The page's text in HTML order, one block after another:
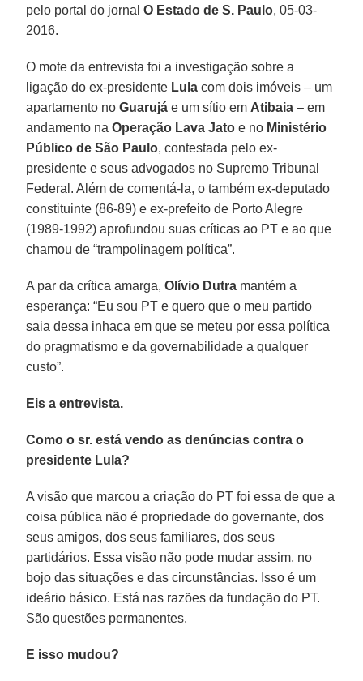
pelo portal do jornalO Estado de S. Paulo, 05-03-
2016.
O mote da entrevista foi a investigação sobre a
ligação do ex-presidente Lula com dois imóveis – um
apartamento noGuarujá e um sítio em Atibaia – em
andamento naOperação Lava Jato e no Ministério
Público de São Paulo, contestada pelo ex-
presidente e seus advogados no Supremo Tribunal
Federal. Além de comentá-la, o também ex-deputado
constituinte (86-89) e ex-prefeito de Porto Alegre
(1989-1992) aprofundou suas críticas ao PT e ao que
chamou de “trampolinagem política”.
A par da crítica amarga,Olívio Dutra mantém a
esperança: “Eu sou PT e quero que o meu partido
saia dessa inhaca em que se meteu por essa política
do pragmatismo e da governabilidade a qualquer
custo”.
Eis a entrevista.
Como o sr. está vendo as denúncias contra o
presidente Lula?
A visão que marcou a criação do PT foi essa de que a
coisa pública não é propriedade do governante, dos
seus amigos, dos seus familiares, dos seus
partidários. Essa visão não pode mudar assim, no
bojo das situações e das circunstâncias. Isso é um
ideário básico. Está nas razões da fundação do PT.
São questões permanentes.
E isso mudou?